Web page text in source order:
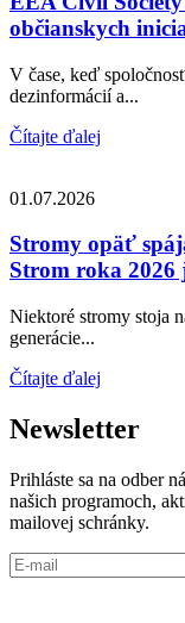
občianskych
V čase, keď
dezinformácií a...
Čítajte ďalej
01.07.2026
Stromy opäť
Strom roka 2026
Niektoré stromy stoja
generácie...
Čítajte ďalej
Newsletter
Prihláste sa na odber
našich programoch,
mailovej schránky.